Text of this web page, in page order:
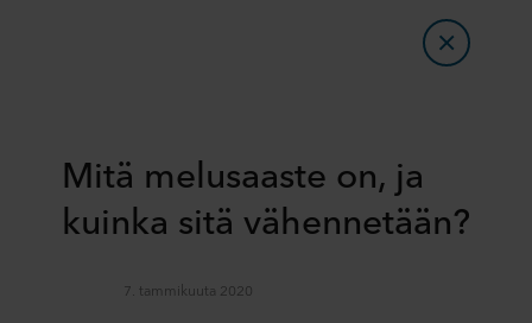
Mitä melusaaste on, ja
kuinka sitä vähennetään?
7. tammikuuta 2020